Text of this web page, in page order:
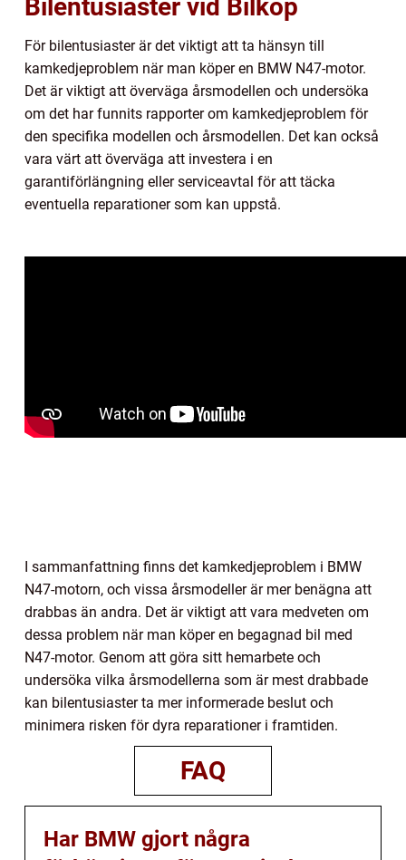
Bilentusiaster vid Bilköp
För bilentusiaster är det viktigt att ta hänsyn till
kamkedjeproblem när man köper en BMW N47-motor.
Det är viktigt att överväga årsmodellen och undersöka
om det har funnits rapporter om kamkedjeproblem för
den specifika modellen och årsmodellen. Det kan också
vara värt att överväga att investera i en
garantiförlängning eller serviceavtal för att täcka
eventuella reparationer som kan uppstå.
I sammanfattning finns det kamkedjeproblem i BMW
N47-motorn, och vissa årsmodeller är mer benägna att
drabbas än andra. Det är viktigt att vara medveten om
dessa problem när man köper en begagnad bil med
N47-motor. Genom att göra sitt hemarbete och
undersöka vilka årsmodellerna som är mest drabbade
kan bilentusiaster ta mer informerade beslut och
minimera risken för dyra reparationer i framtiden.
FAQ
Har BMW gjort några